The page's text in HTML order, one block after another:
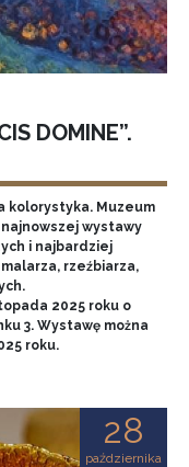
DOMINE”.
kolorystyka. Muzeum
wystawy
i najbardziej
rzeźbiarza,
2025 roku o
3. Wystawę można
roku.
28
października